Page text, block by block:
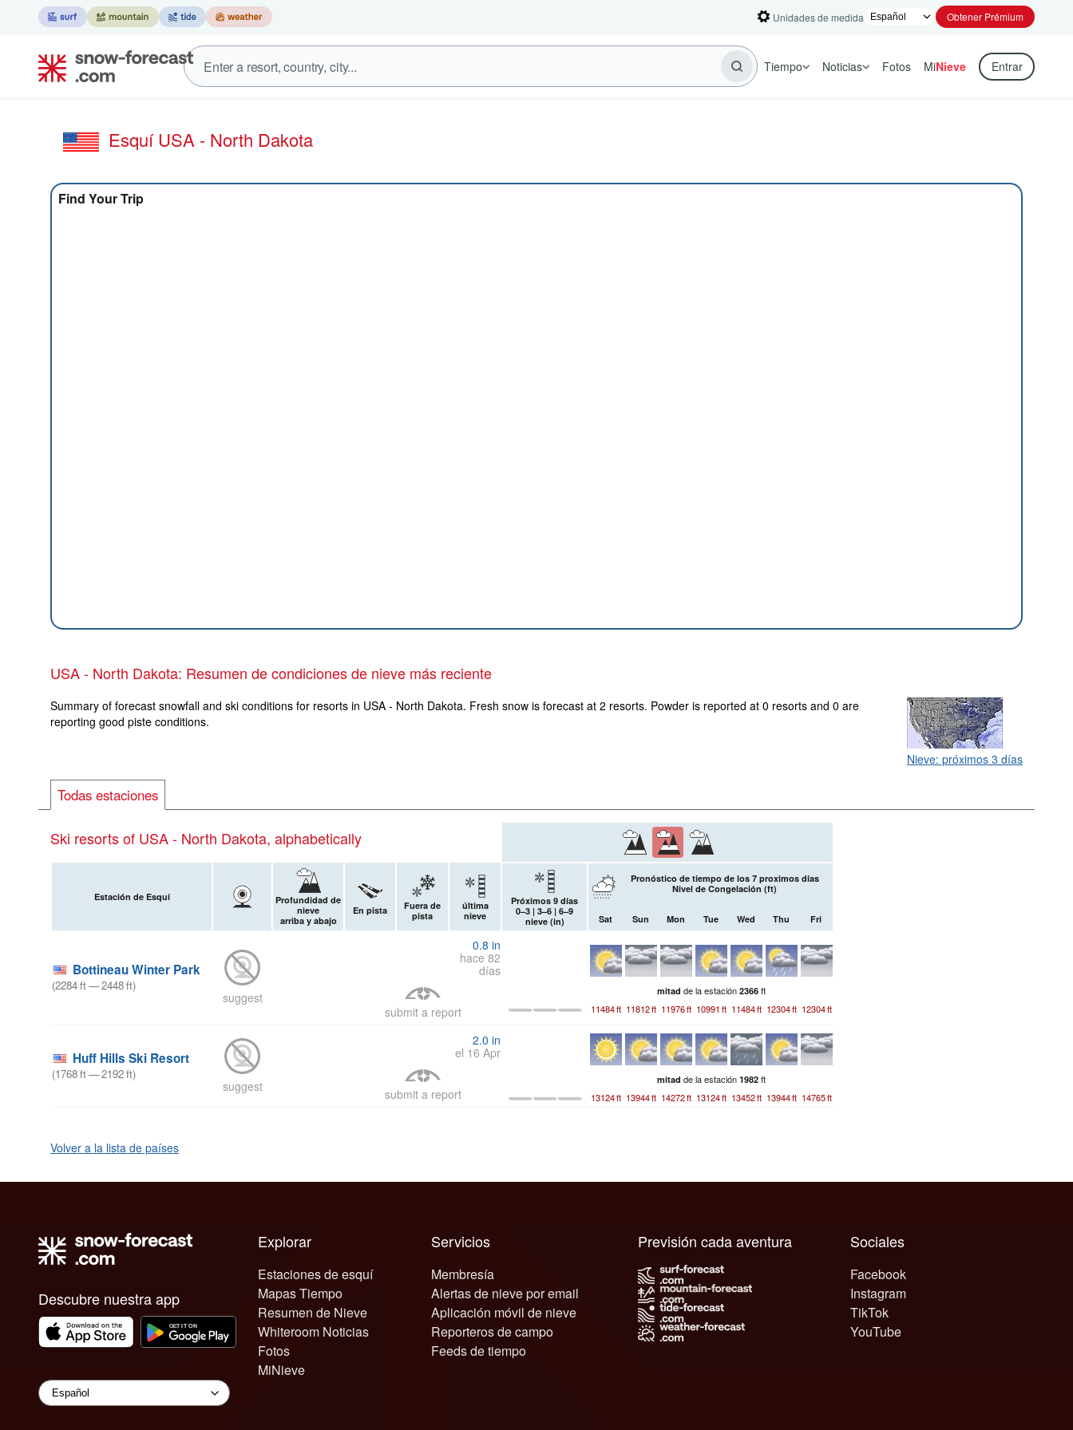
Unidades de medida Obtener Prémium
Tiempo Noticias Fotos MiNieve Entrar
Esquí USA - North Dakota
Find Your Trip
USA - North Dakota: Resumen de condiciones de nieve más reciente
Nieve: próximos 3 días
Summary of forecast snowfall and ski conditions for resorts in USA - North Dakota. Fresh snow is forecast at 2 resorts. Powder is reported at 0 resorts and 0 are
reporting good piste conditions.
Todas estaciones
Ski resorts of USA - North Dakota, alphabetically
Estación de Esquí
Profundidad de
nieve
arriba y abajo
En pista
Fuera de
pista
última
nieve
Próximos 9 días
0–3 | 3–6 | 6–9
nieve (in)
Pronóstico de tiempo de los 7 proximos días
Nivel de Congelación (ft)
Sat Sun Mon Tue Wed Thu Fri
Bottineau Winter Park
(2284ft—2448ft)
suggest
0.8 in
hace 82
días
submit a report
mitad de la estación 2366 ft
11484ft 11812ft 11976ft 10991 ft 11484ft 12304ft 12304ft
Huff Hills Ski Resort
(1768ft—2192ft)
suggest
2.0 in
el 16 Apr
submit a report
mitad de la estación 1982 ft
13124ft 13944ft 14272ft 13124ft 13452ft 13944ft 14765ft
Volver a la lista de países
Descubre nuestra app
Explorar
Estaciones de esquí
Mapas Tiempo
Resumen de Nieve
Whiteroom Noticias
Fotos
MiNieve
Servicios
Membresía
Alertas de nieve por email
Aplicación móvil de nieve
Reporteros de campo
Feeds de tiempo
Sociales
Facebook
Instagram
TikTok
YouTube
Previsión cada aventura